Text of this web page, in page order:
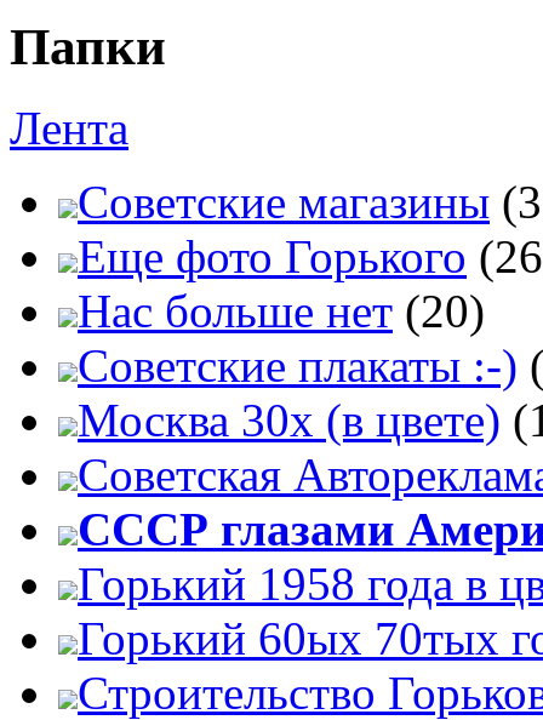
Папки
Лента
Советские магазины
Еще фото Горького
Нас больше нет (20)
Советские плакаты :-)
Москва 30x (в цвете)
Советская
СССР глазами
Горький 1958 года в
Горький 60ых 70тых
Строительство